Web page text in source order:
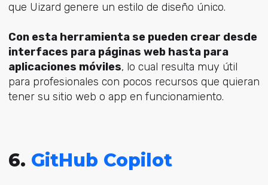
que Uizard genere un estilo de diseño único.
Con esta herramienta se pueden crear desde
interfaces para páginas web hasta para
aplicaciones móviles, lo cual resulta muy útil
para profesionales con pocos recursos que quieran
tener su sitio web o app en funcionamiento.
6. GitHub Copilot